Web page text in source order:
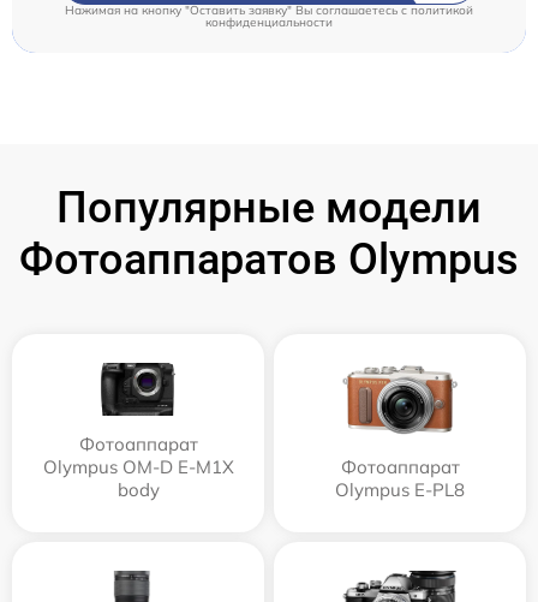
Нажимая на кнопку "Оставить заявку" Вы соглашаетесь cполитикой
конфиденциальности
Популярные модели
Фотоаппаратов Olympus
Фотоаппарат
Olympus OM-D E-M1X
body
Фотоаппарат
Olympus E-PL8